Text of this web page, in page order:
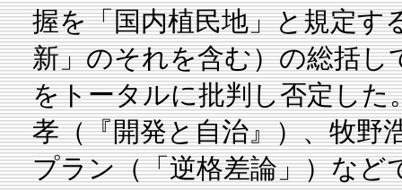
握を「国内植民地」と規定
新」のそれを含む）の総括し
をトータルに批判し否定した
孝（『開発と自治』）、牧野
プラン（「逆格差論」）など